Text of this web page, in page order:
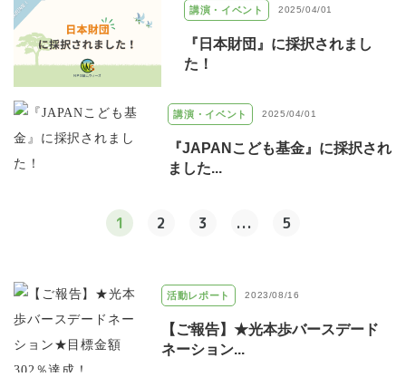
講演・イベント 2025/04/01
『日本財団』に採択されまし
た！
講演・イベント 2025/04/01
『JAPANこども基金』に採択され
ました...
1 2 3 ... 5
活動レポート 2023/08/16
【ご報告】★光本歩バースデード
ネーション...